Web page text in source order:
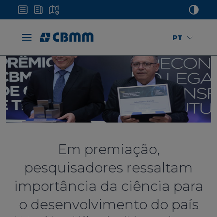
PT
Em premiação,
pesquisadores ressaltam
importância da ciência para
o desenvolvimento do país